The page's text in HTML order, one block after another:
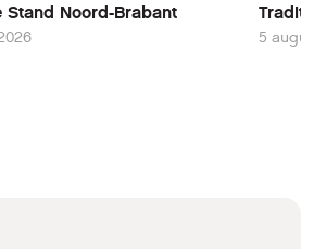
Stand Noord-Brabant
5